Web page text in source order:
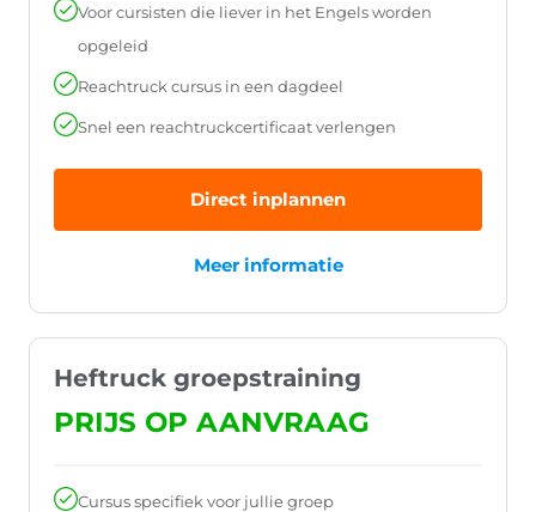
Voor cursisten die liever in het Engels worden
opgeleid
Reachtruck cursus in een dagdeel
Snel een reachtruckcertificaat verlengen
Direct inplannen
Meer informatie
Heftruck groepstraining
PRIJS OP AANVRAAG
Cursus specifiek voor jullie groep